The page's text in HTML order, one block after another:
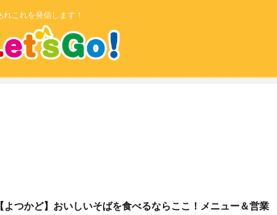
これを発信します！
よつかど】おいしいそばを食べるならここ！メニュー＆営業